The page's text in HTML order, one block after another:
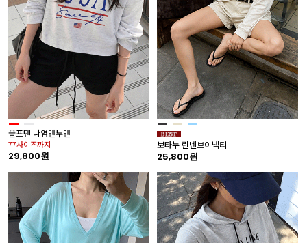
올프텐 나염맨투맨
77사이즈까지
29,800원
보타누 린넨브이넥티
25,800원